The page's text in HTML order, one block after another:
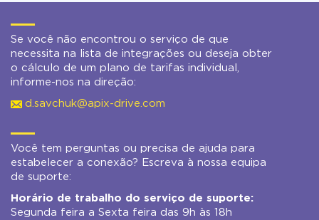
Se você não encontrou o serviço de que
necessita na lista de integrações ou deseja obter
o cálculo de um plano de tarifas individual,
informe-nos na direção:
d.savchuk@apix-drive.com
Você tem perguntas ou precisa de ajuda para
estabelecer a conexão? Escreva à nossa equipa
de suporte:
Horário de trabalho do serviço de suporte:
Segunda feira a Sexta feira das 9h às 18h